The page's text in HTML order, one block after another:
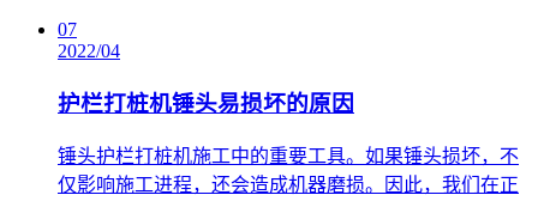
07
2022/04
护栏打桩机锤头易损坏的原因
​锤头护栏打桩机施工中的重要工具。如果锤头损坏，不
仅影响施工进程，还会造成机器磨损。因此，我们在正